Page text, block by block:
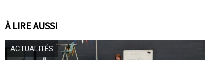
À LIRE AUSSI
ACTUALITÉS